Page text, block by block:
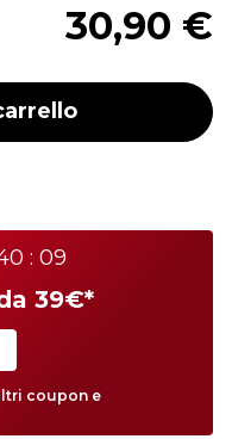
30,90 €
: 09
39€*
coupon e